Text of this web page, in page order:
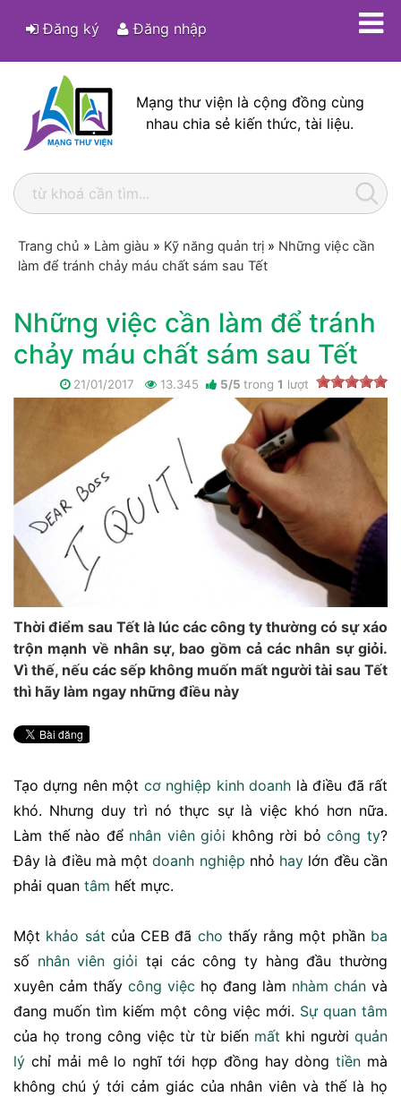
Đăng ký Đăng nhập
Mạng thư viện là cộng đồng cùng
nhau chia sẻ kiến thức, tài liệu.
Trang chủ » Làm giàu » Kỹ năng quản trị » Những việc cần
làm để tránh chảy máu chất sám sau Tết
Những việc cần làm để tránh
chảy máu chất sám sau Tết
21/01/2017 13.345 5/5 trong 1 lượt
Thời điểm sau Tết là lúc các công ty thường có sự xáo
trộn mạnh về nhân sự, bao gồm cả các nhân sự giỏi.
Vì thế, nếu các sếp không muốn mất người tài sau Tết
thì hãy làm ngay những điều này
Tạo dựng nên một cơ nghiệp kinh doanh là điều đã rất
khó. Nhưng duy trì nó thực sự là việc khó hơn nữa.
Làm thế nào để nhân viên giỏi không rời bỏcông ty?
Đây là điều mà mộtdoanh nghiệp nhỏ hay lớn đều cần
phải quan tâm hết mực.
Một khảo sát của CEB đã cho thấy rằng một phần ba
số nhân viên giỏi tại các công ty hàng đầu thường
xuyên cảm thấy công việc họ đang làm nhàm chán và
đang muốn tìm kiếm một công việc mới. Sự quan tâm
của họ trong công việc từ từ biến mất khi ngườiquản
lý chỉ mải mê lo nghĩ tới hợp đồng hay dòngtiền mà
không chú ý tới cảm giác của nhân viên và thế là họ